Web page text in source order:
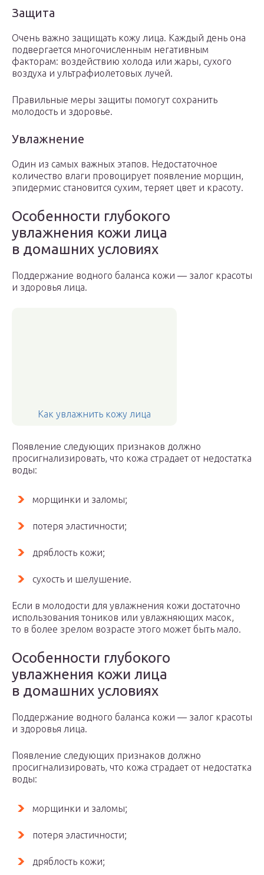
Защита
Очень важно защищать кожу лица. Каждый день она
подвергается многочисленным негативным
факторам: воздействию холода или жары, сухого
воздуха и ультрафиолетовых лучей.
Правильные меры защиты помогут сохранить
молодость и здоровье.
Увлажнение
Один из самых важных этапов. Недостаточное
количество влаги провоцирует появление морщин,
эпидермис становится сухим, теряет цвет и красоту.
Особенности глубокого
увлажнения кожи лица
в домашних условиях
Поддержание водного баланса кожи — залог красоты
и здоровья лица.
Как увлажнить кожу лица
Появление следующих признаков должно
просигнализировать, что кожа страдает от недостатка
воды:
морщинки и заломы;
потеря эластичности;
дряблость кожи;
сухость и шелушение.
Если в молодости для увлажнения кожи достаточно
использования тоников или увлажняющих масок,
то в более зрелом возрасте этого может быть мало.
Особенности глубокого
увлажнения кожи лица
в домашних условиях
Поддержание водного баланса кожи — залог красоты
и здоровья лица.
Появление следующих признаков должно
просигнализировать, что кожа страдает от недостатка
воды:
морщинки и заломы;
потеря эластичности;
дряблость кожи;